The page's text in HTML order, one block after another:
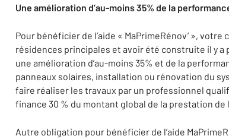
Une amélioration d’au-moins 35% de la
Pour bénéficier de l’aide « MaPrimeRénov’ »,
résidences principales et avoir été construite il y a
une amélioration d’au-moins 35% et de la
panneaux solaires, installation ou rénovation du
faire réaliser les travaux par un professionnel
finance 30 % du montant global de la prestation de
Autre obligation pour bénéficier de l’aide